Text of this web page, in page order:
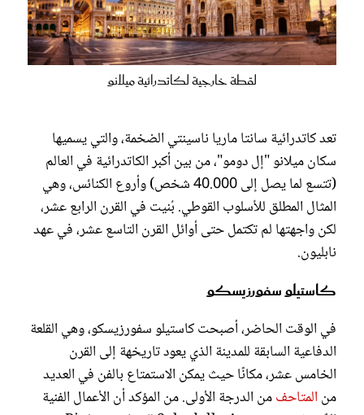
لقطة خارجية لكاتدرائية ميلانو
تعد كاتدرائية سانتا ماريا ناسينتي الضخمة، والتي يسميها
سكان ميلانو "إل دومو"، من بين أكبر الكاتدرائية في العالم
(تتسع لما يصل إلى 40.000 شخص) وأروع الكنائس، وهي
المثال المطلق للأسلوب القوطي. بُنيت في القرن الرابع عشر،
لكن واجهتها لم تكتمل حتى أوائل القرن التاسع عشر، في عهد
نابليون.
كاستيلو سفورزيسكو
في الوقت الحاضر، أصبحت كاستيلو سفورزيسكو، وهي القلعة
الدفاعية السابقة للمدينة الذي يعود تاريخهة إلى القرن
الخامس عشر، مكانًا حيث يمكن الاستمتاع بالفن في العديد
من المتاحفمن الدرجة الأولى. من المؤكد أن الأعمال الفنية